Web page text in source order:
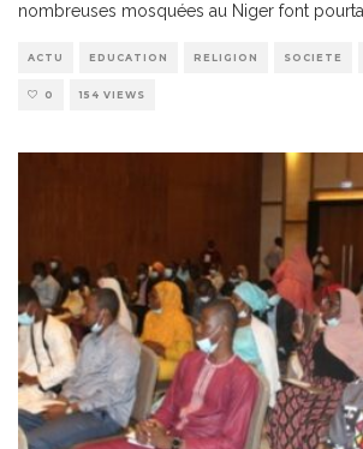
nombreuses mosquées au Niger font
ACTU EDUCATION RELIGION SOCIETE
0 154 VIEWS